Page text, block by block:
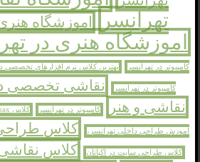
تهرانسر
اموزشگاه
اموزشگاه هنری در
کامپیوتر در تهرانسر بهترین کلاس نرم افزارهای تخصصی
کامپیوتر در تهرانسر
نقاشی تخصصی
نقاشی و هنر
کامپیوتر در تهرانسر کلاس 3D max در تهرانسر
اموزش طراحی داخلی تهرانسر، کلاس
کلاس طراحی سایت در اکباتان
کلاس